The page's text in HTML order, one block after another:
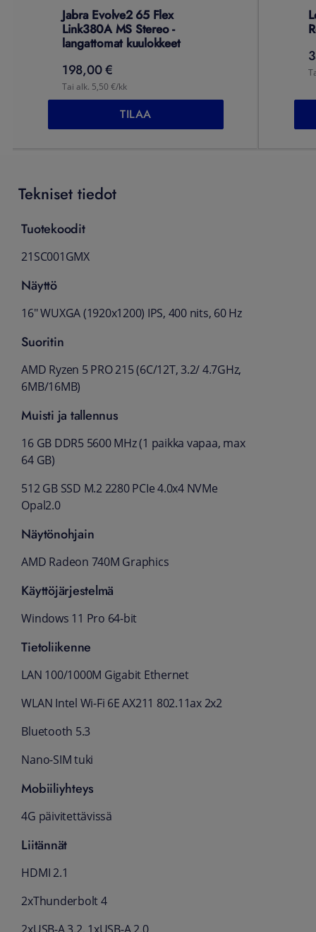
Jabra Evolve2 65 Flex
Link380A MS Stereo -
langattomat kuulokkeet
198,00 €
Tai alk. 5,50 €/kk
TILAA
Tekniset tiedot
Tuotekoodit
21SC001GMX
Näyttö
16" WUXGA (1920x1200) IPS, 400 nits, 60 Hz
Suoritin
AMD Ryzen 5 PRO 215 (6C/12T, 3.2/ 4.7GHz,
6MB/16MB)
Muisti ja tallennus
16 GB DDR5 5600 MHz (1 paikka vapaa, max
64 GB)
512 GB SSD M.2 2280 PCIe 4.0x4 NVMe
Opal2.0
Näytönohjain
AMD Radeon 740M Graphics
Käyttöjärjestelmä
Windows 11 Pro 64-bit
Tietoliikenne
LAN 100/1000M Gigabit Ethernet
WLAN Intel Wi-Fi 6E AX211 802.11ax 2x2
Bluetooth 5.3
Nano-SIM tuki
Mobiiliyhteys
4G päivitettävissä
Liitännät
HDMI 2.1
2xThunderbolt 4